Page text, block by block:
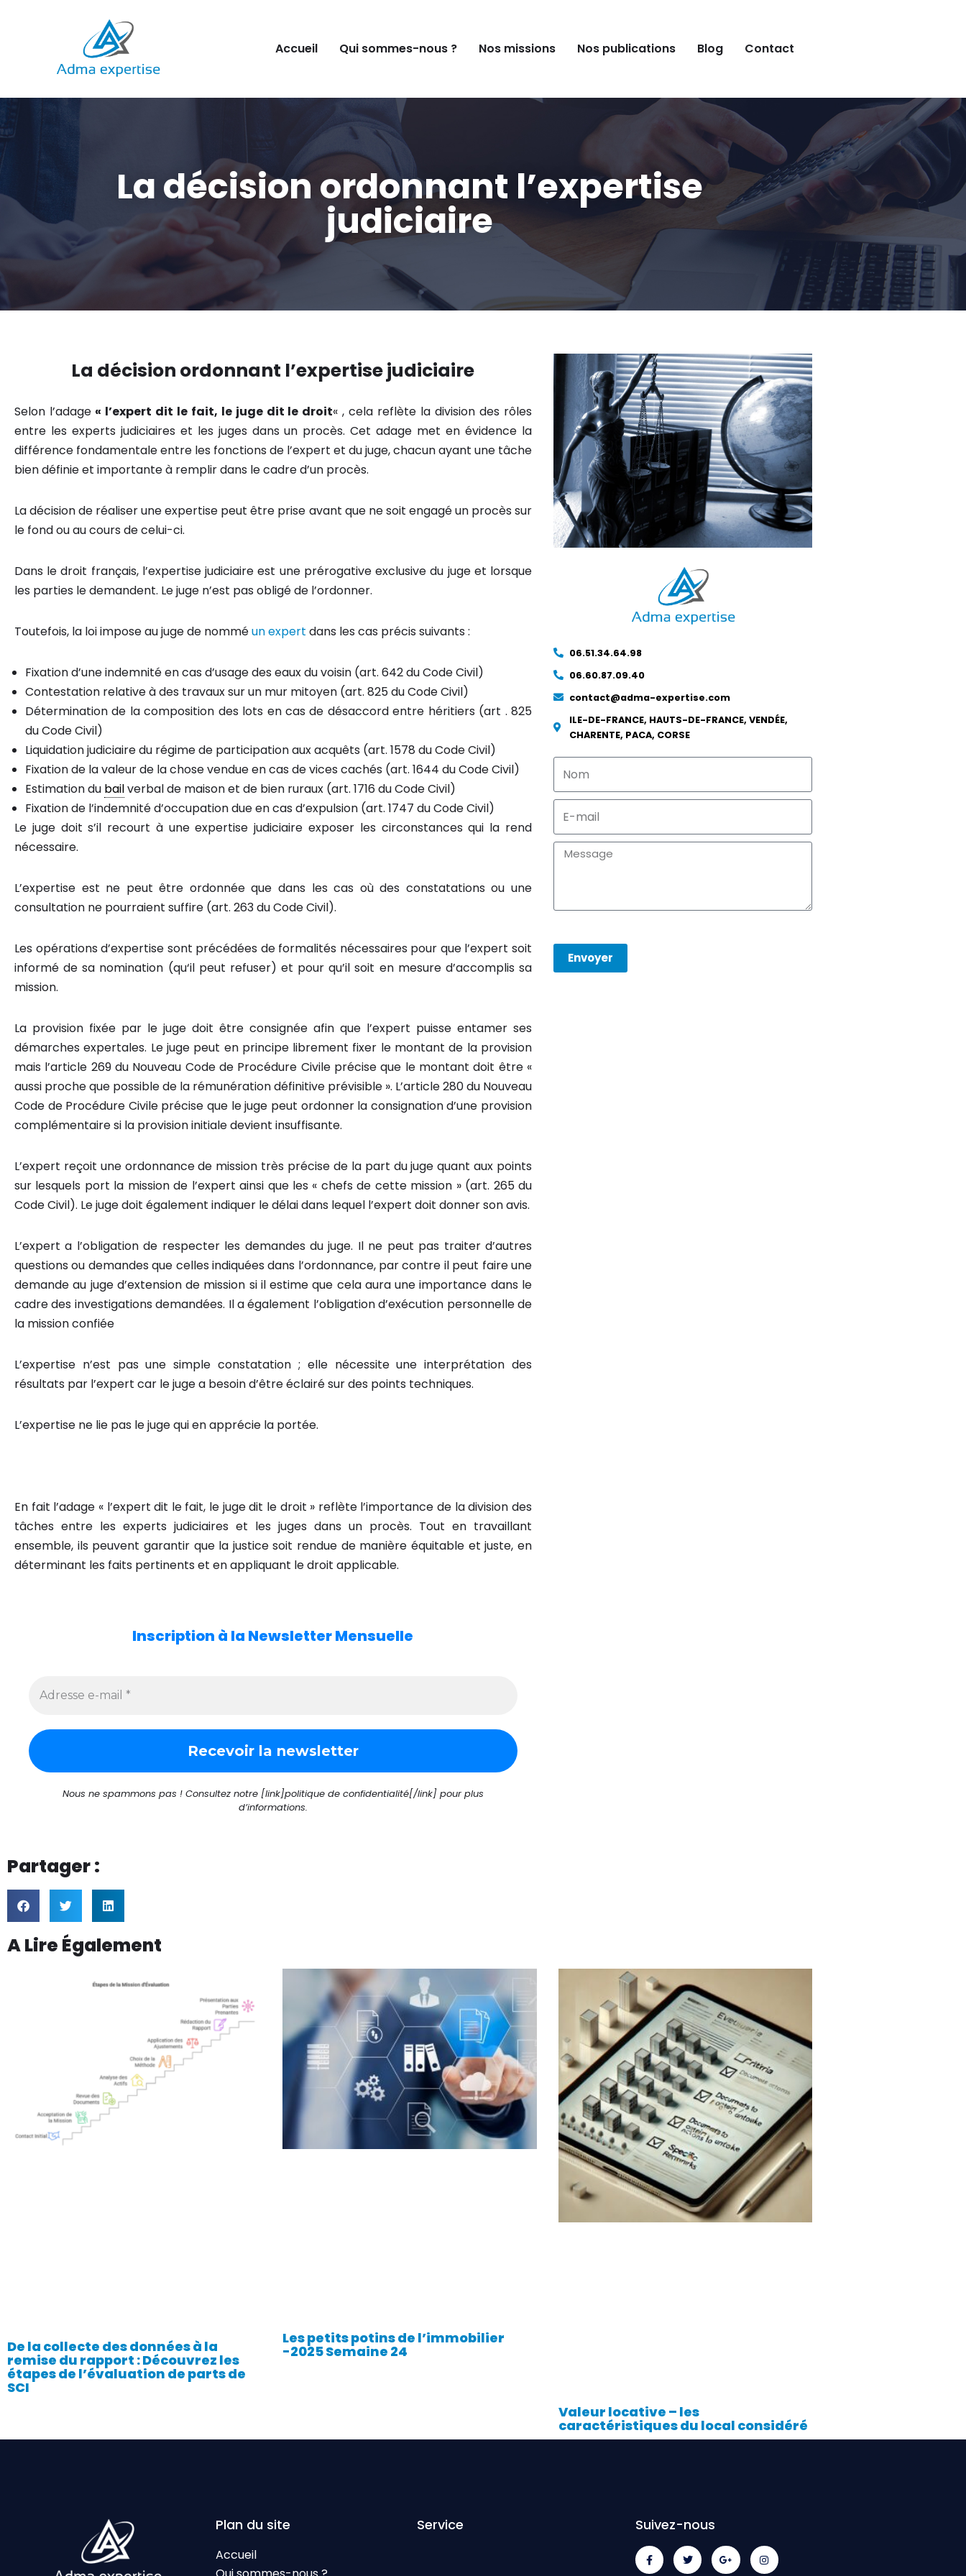
contenu
Accueil Qui sommes-nous ? Nos missions Nos publications Blog Contact
La décision ordonnant l’expertise
judiciaire
La décision ordonnant l’expertise judiciaire
Selon l’adage« l’expert dit le fait, le juge dit le droit« , cela reflète la division des rôles
entre les experts judiciaires et les juges dans un procès. Cet adage met en évidence la
différence fondamentale entre les fonctions de l’expert et du juge, chacun ayant une tâche
bien définie et importante à remplir dans le cadre d’un procès.
La décision de réaliser une expertise peut être prise avant que ne soit engagé un procès sur
le fond ou au cours de celui-ci.
Dans le droit français, l’expertise judiciaire est une prérogative exclusive du juge et lorsque
les parties le demandent. Le juge n’est pas obligé de l’ordonner.
Toutefois, la loi impose au juge de nomméun expert dans les cas précis suivants :
Fixation d’une indemnité en cas d’usage des eaux du voisin (art. 642 du Code Civil)
Contestation relative à des travaux sur un mur mitoyen (art. 825 du Code Civil)
Détermination de la composition des lots en cas de désaccord entre héritiers (art . 825
du Code Civil)
Liquidation judiciaire du régime de participation aux acquêts (art. 1578 du Code Civil)
Fixation de la valeur de la chose vendue en cas de vices cachés (art. 1644 du Code Civil)
Estimation du bailverbal de maison et de bien ruraux (art. 1716 du Code Civil)
Fixation de l’indemnité d’occupation due en cas d’expulsion (art. 1747 du Code Civil)
Le juge doit s’il recourt à une expertise judiciaire exposer les circonstances qui la rend
nécessaire.
L’expertise est ne peut être ordonnée que dans les cas où des constatations ou une
consultation ne pourraient suffire (art. 263 du Code Civil).
Les opérations d’expertise sont précédées de formalités nécessaires pour que l’expert soit
informé de sa nomination (qu‘il peut refuser) et pour qu’il soit en mesure d’accomplis sa
mission.
La provision fixée par le juge doit être consignée afin que l’expert puisse entamer ses
démarches expertales. Le juge peut en principe librement fixer le montant de la provision
mais l’article 269 du Nouveau Code de Procédure Civile précise que le montant doit être «
aussi proche que possible de la rémunération définitive prévisible ». L’article 280 du Nouveau
Code de Procédure Civile précise que le juge peut ordonner la consignation d’une provision
complémentaire si la provision initiale devient insuffisante.
L’expert reçoit une ordonnance de mission très précise de la part du juge quant aux points
sur lesquels port la mission de l’expert ainsi que les « chefs de cette mission » (art. 265 du
Code Civil). Le juge doit également indiquer le délai dans lequel l’expert doit donner son avis.
L’expert a l’obligation de respecter les demandes du juge. Il ne peut pas traiter d’autres
questions ou demandes que celles indiquées dans l’ordonnance, par contre il peut faire une
demande au juge d’extension de mission si il estime que cela aura une importance dans le
cadre des investigations demandées. Il a également l’obligation d’exécution personnelle de
la mission confiée
L’expertise n’est pas une simple constatation ; elle nécessite une interprétation des
résultats par l’expert car le juge a besoin d’être éclairé sur des points techniques.
L’expertise ne lie pas le juge qui en apprécie la portée.
En fait l’adage « l’expert dit le fait, le juge dit le droit » reflète l’importance de la division des
tâches entre les experts judiciaires et les juges dans un procès. Tout en travaillant
ensemble, ils peuvent garantir que la justice soit rendue de manière équitable et juste, en
déterminant les faits pertinents et en appliquant le droit applicable.
Inscription à la Newsletter Mensuelle
Nous ne spammons pas ! Consultez notre [link]politique de confidentialité[/link] pour plus
d’informations.
06.51.34.64.98
06.60.87.09.40
contact@adma-expertise.com
ILE-DE-FRANCE, HAUTS-DE-FRANCE, VENDÉE,
CHARENTE, PACA, CORSE
Envoyer
Partager :
A Lire Également
De la collecte des données à la
remise du rapport : Découvrez les
étapes de l’évaluation de parts de
SCI
Les petits potins de l’immobilier
-2025 Semaine 24
Valeur locative – les
caractéristiques du local considéré
Plan du site
Accueil
Service Suivez-nous